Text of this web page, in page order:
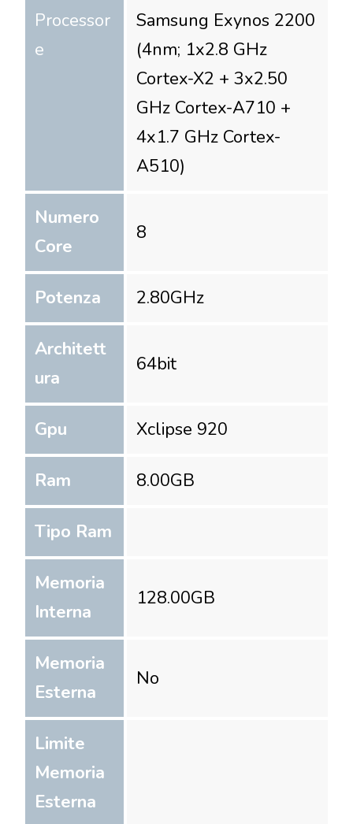
Processor
e
Samsung Exynos 2200
(4nm; 1x2.8 GHz
Cortex-X2 + 3x2.50
GHz Cortex-A710 +
4x1.7 GHz Cortex-
A510)
Numero
Core
8
Potenza 2.80GHz
Architett
ura
64bit
Gpu Xclipse 920
Ram 8.00GB
Tipo Ram
Memoria
Interna
128.00GB
Memoria
Esterna
No
Limite
Memoria
Esterna